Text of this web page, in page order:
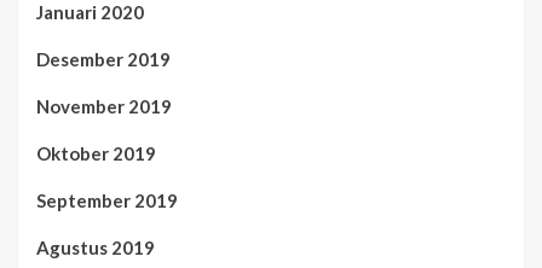
Januari 2020
Desember 2019
November 2019
Oktober 2019
September 2019
Agustus 2019